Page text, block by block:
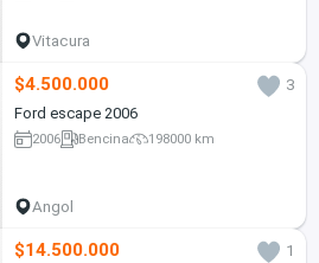
Vitacura
$4.500.000
3
Ford escape 2006
2006 Bencina 198000 km
Angol
$14.500.000
1